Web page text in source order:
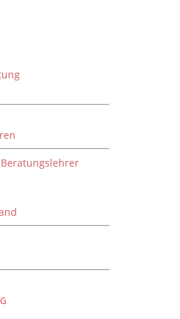
an das
Gabriel in